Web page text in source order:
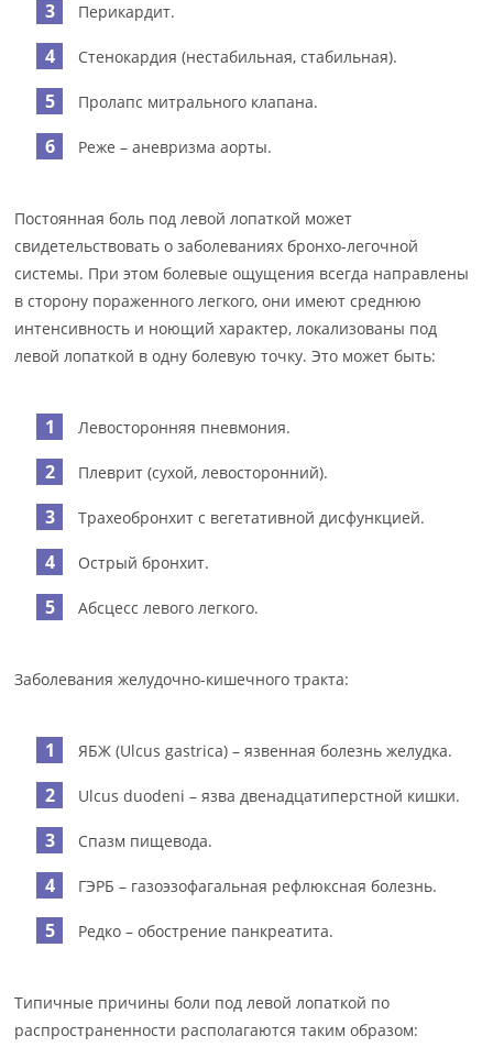
Перикардит.
Стенокардия (нестабильная, стабильная).
Пролапс митрального клапана.
Реже – аневризма аорты.
Постоянная боль под левой лопаткой может
свидетельствовать о заболеваниях бронхо-легочной
системы. При этом болевые ощущения всегда направлены
в сторону пораженного легкого, они имеют среднюю
интенсивность и ноющий характер, локализованы под
левой лопаткой в одну болевую точку. Это может быть:
Левосторонняя пневмония.
Плеврит (сухой, левосторонний).
Трахеобронхит с вегетативной дисфункцией.
Острый бронхит.
Абсцесс левого легкого.
Заболевания желудочно-кишечного тракта:
ЯБЖ (Ulcus gastrica) – язвенная болезнь желудка.
Ulcus duodeni – язва двенадцатиперстной кишки.
Спазм пищевода.
ГЭРБ – газоэзофагальная рефлюксная болезнь.
Редко – обострение панкреатита.
Типичные причины боли под левой лопаткой по
распространенности располагаются таким образом: